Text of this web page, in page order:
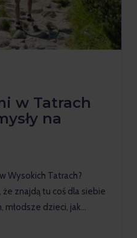
w Tatrach
na
Wysokich Tatrach?
znajdą tu coś dla siebie
młodsze dzieci, jak…